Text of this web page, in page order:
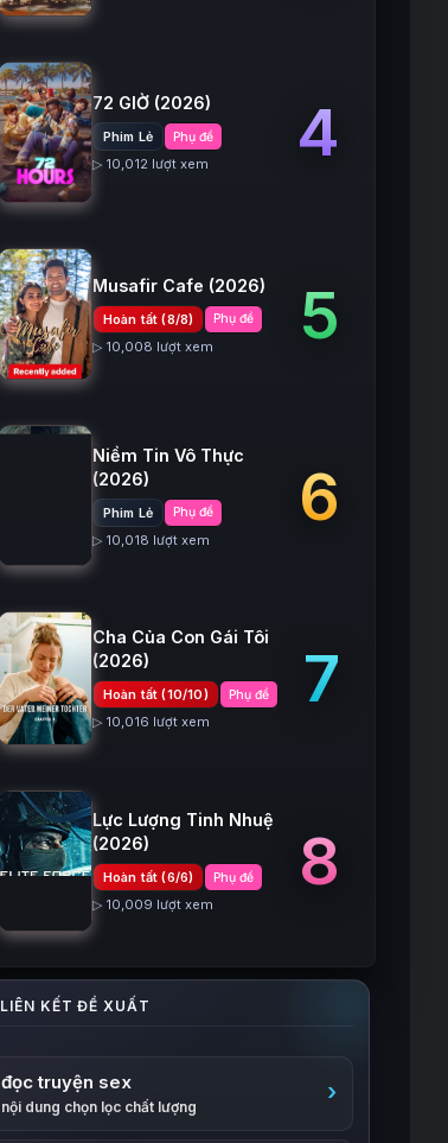
72 GIỜ (2026)
Phim Lẻ Phụ đề
▷ 10,012 lượt xem 4
Musafir Cafe (2026)
Hoàn tất (8/8) Phụ đề
▷ 10,008 lượt xem 5
Niềm Tin Vô Thực
(2026)
Phim Lẻ Phụ đề
▷ 10,018 lượt xem
6
Cha Của Con Gái Tôi
(2026)
Hoàn tất (10/10) Phụ đề
▷ 10,016 lượt xem
7
Lực Lượng Tinh Nhuệ
(2026)
Hoàn tất (6/6) Phụ đề
▷ 10,009 lượt xem
8
đọc truyện sex
nội dung chọn lọc chất lượng